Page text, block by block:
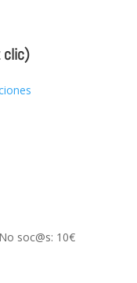
clic)
soc@s: 10€